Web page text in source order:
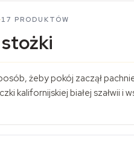
17 PRODUKTÓW
stożki
żeby pokój zaczął
kalifornijskiej białej szałwii